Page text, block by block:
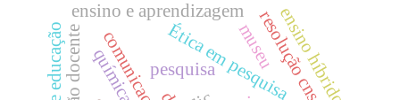
pesquisa
Ética em pesquisa
comunicação
ensino e aprendizagem ensino híbrido
química museu